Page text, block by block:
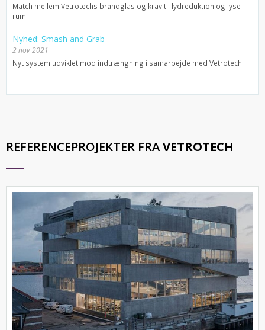
Match mellem Vetrotechs brandglas og krav til lydreduktion og lyse
rum
Nyhed: Smash and Grab
2 nov 2021
Nyt system udviklet mod indtrængning i samarbejde med Vetrotech
REFERENCEPROJEKTER FRAVETROTECH